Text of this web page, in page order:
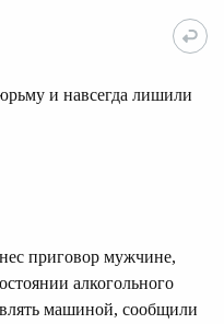
и навсегда лишили
приговор мужчине,
алкогольного
машиной, сообщили